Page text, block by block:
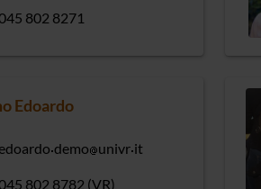
802 8271
Edoardo
demo univr it
802 8782 (VR)